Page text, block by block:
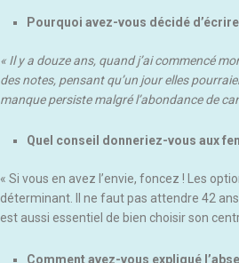
Pourquoi avez-vous décidé
« Il y a douze ans, quand j’ai commencé
des notes, pensant qu’un jour elles
manque persiste malgré l’abondance de
Quel conseil donneriez-vous aux
« Si vous en avez l’envie, foncez ! Les
déterminant. Il ne faut pas attendre 42
est aussi essentiel de bien choisir son
Comment avez-vous expliqué